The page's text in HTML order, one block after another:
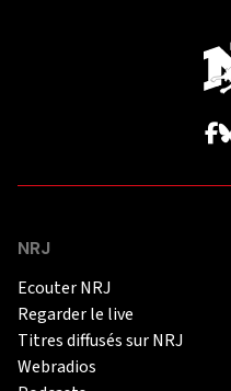
NRJ
Ecouter NRJ
Regarder le live
Titres diffusés sur NRJ
Webradios